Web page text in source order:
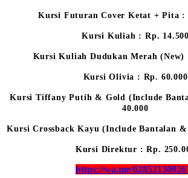
Kursi Futuran Cover Ketat + Pita :
Kursi Kuliah : Rp. 14.500
Kursi Kuliah Dudukan Merah (New)
Kursi Olivia : Rp. 60.000
Kursi Tiffany Putih & Gold (Include
40.000
Kursi Crossback Kayu (Include Bantalan
Kursi Direktur : Rp.
https://wa.me/